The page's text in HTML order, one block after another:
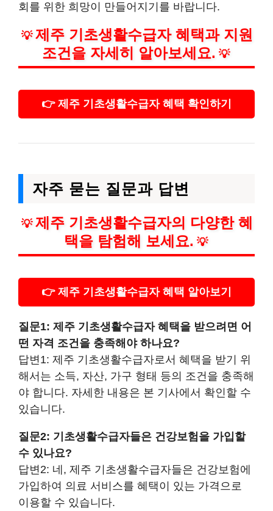
회를 위한 희망이 만들어지기를 바랍니다.
💡 제주 기초생활수급자 혜택과 지원
조건을 자세히 알아보세요. 💡
👉 제주 기초생활수급자 혜택 확인하기
자주 묻는 질문과 답변
💡 제주 기초생활수급자의 다양한 혜
택을 탐험해 보세요. 💡
👉 제주 기초생활수급자 혜택 알아보기
질문1: 제주 기초생활수급자 혜택을 받으려면 어
떤 자격 조건을 충족해야 하나요?
답변1: 제주 기초생활수급자로서 혜택을 받기 위
해서는 소득, 자산, 가구 형태 등의 조건을 충족해
야 합니다. 자세한 내용은 본 기사에서 확인할 수
있습니다.
질문2: 기초생활수급자들은 건강보험을 가입할
수 있나요?
답변2: 네, 제주 기초생활수급자들은 건강보험에
가입하여 의료 서비스를 혜택이 있는 가격으로
이용할 수 있습니다.